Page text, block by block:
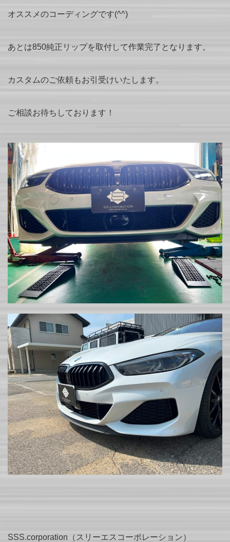
オススメのコーディングです(^^)
あとは850純正リップを取付して作業完了となります。
カスタムのご依頼もお引受けいたします。
ご相談お待ちしております！
SSS.corporation（スリーエスコーポレーション）